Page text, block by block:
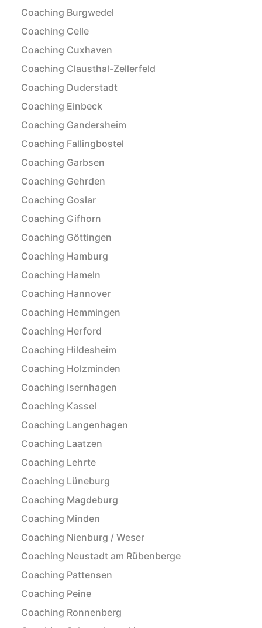
Coaching Burgwedel
Coaching Celle
Coaching Cuxhaven
Coaching Clausthal-Zellerfeld
Coaching Duderstadt
Coaching Einbeck
Coaching Gandersheim
Coaching Fallingbostel
Coaching Garbsen
Coaching Gehrden
Coaching Goslar
Coaching Gifhorn
Coaching Göttingen
Coaching Hamburg
Coaching Hameln
Coaching Hannover
Coaching Hemmingen
Coaching Herford
Coaching Hildesheim
Coaching Holzminden
Coaching Isernhagen
Coaching Kassel
Coaching Langenhagen
Coaching Laatzen
Coaching Lehrte
Coaching Lüneburg
Coaching Magdeburg
Coaching Minden
Coaching Nienburg / Weser
Coaching Neustadt am Rübenberge
Coaching Pattensen
Coaching Peine
Coaching Ronnenberg